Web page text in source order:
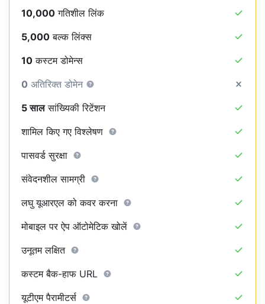
10,000 गतिशील लिंक
5,000 बल्क लिंक्स
10 कस्टम डोमेन्स
0 अतिरिक्त डोमेन
5 सालसांख्यिकी रिटेंशन
शामिल किए गए विश्लेषण
पासवर्ड सुरक्षा
संवेदनशील सामग्री
लघु यूआरएल को कवर करना
मोबाइल पर ऐप ऑटोमेटिक खोलें
उनूतम लक्षित
कस्टम बैक-हाफ URL
यूटीएम पैरामीटर्स